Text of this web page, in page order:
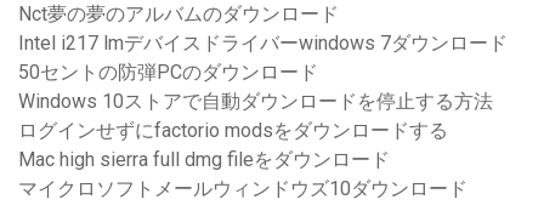
Nct夢の夢のアルバムのダウンロード
Intel i217 lmデバイスドライバーwindows 7ダウンロード
50セントの防弾PCのダウンロード
Windows 10ストアで自動ダウンロードを停止する方法
ログインせずにfactorio modsをダウンロードする
Mac high sierra full dmg fileをダウンロード
マイクロソフトメールウィンドウズ10ダウンロード